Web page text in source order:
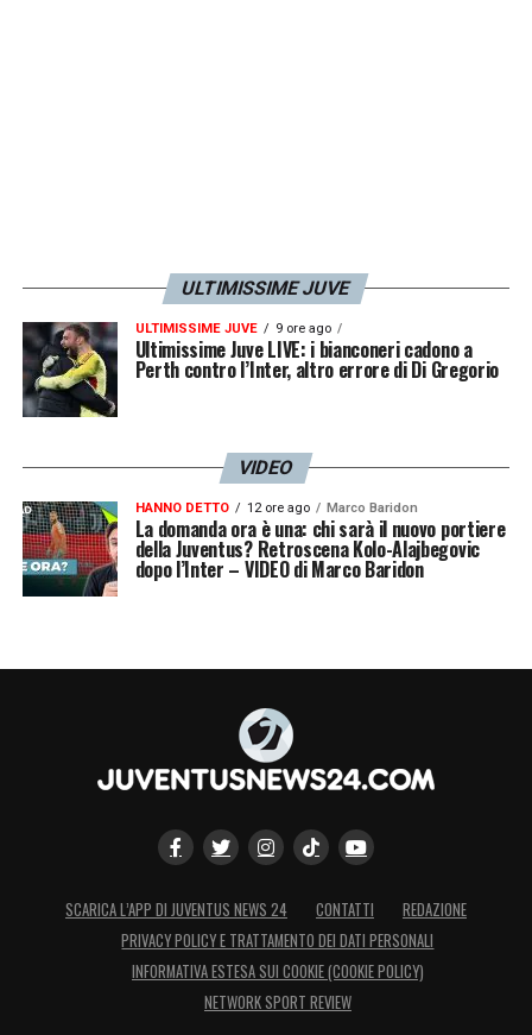
regista perfetto.
LA PLAYLIST DELLE NOSTRE TOP NEWS
ULTIMISSIME JUVE
ULTIMISSIME JUVE 9 ore ago
Ultimissime Juve LIVE: i bianconeri cadono a
Perth contro l’Inter, altro errore di Di Gregorio
VIDEO
HANNO DETTO 12 ore ago Marco Baridon
La domanda ora è una: chi sarà il nuovo portiere
della Juventus? Retroscena Kolo-Alajbegovic
dopo l’Inter – VIDEO di Marco Baridon
SCARICA L’APP DI JUVENTUS NEWS 24 CONTATTI
REDAZIONE
PRIVACY POLICY E TRATTAMENTO DEI DATI PERSONALI
INFORMATIVA ESTESA SUI COOKIE (COOKIE POLICY)
NETWORK SPORT REVIEW